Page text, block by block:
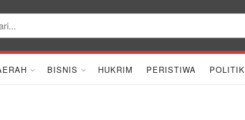
BISNIS HUKRIM PERISTIWA POLITIK